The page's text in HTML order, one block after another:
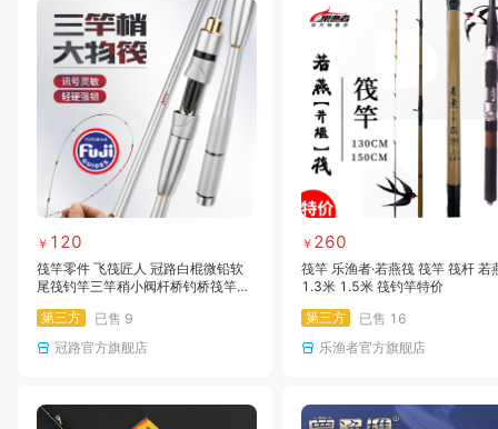
￥ 120
筏竿零件 飞筏匠人 冠路白棍微铅软
尾筏钓竿三竿稍小阀杆桥钓桥筏竿船
阀杆伐竿笩杆笩竿钓鱼竿阀杆伐竿软
尾筏杆碳素筏钓竿鱼杆渔竿渔杆鱼竿
筏竿微铅软尾钓鱼竿钓鱼杆
第三方 已售 9
冠路官方旗舰店
￥ 260
筏竿 乐渔者·若燕筏 筏竿 筏杆 若
1.3米 1.5米 筏钓竿特价
第三方
已售 16
乐渔者官方旗舰店